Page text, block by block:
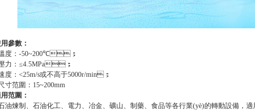
止型機械密封
磁力驅動離心式管道泵
磁力驅動多級離心式化工流程泵
系列高溫型磁力驅動化工流程泵
力驅動化工流程泵監(jiān)控系統
參數：
度：-50~200℃；
力：≤4.5MPa；
度：<25m/s或不高于5000r/min；
寸范圍：15~200mm
范圍：
油煉制、石油化工、電力、冶金、礦山、制藥、食品等各行業(yè)的轉動設備